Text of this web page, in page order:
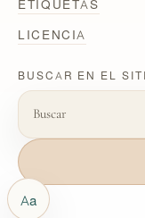
ETIQUETAS
LICENCIA
BUSCAR EN EL
Aa